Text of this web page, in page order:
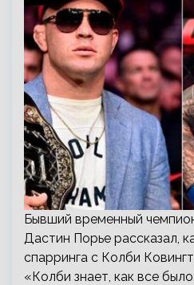
Бывший временный
Дастин Порье рассказал,
спарринга с Колби
«Колби знает, как все